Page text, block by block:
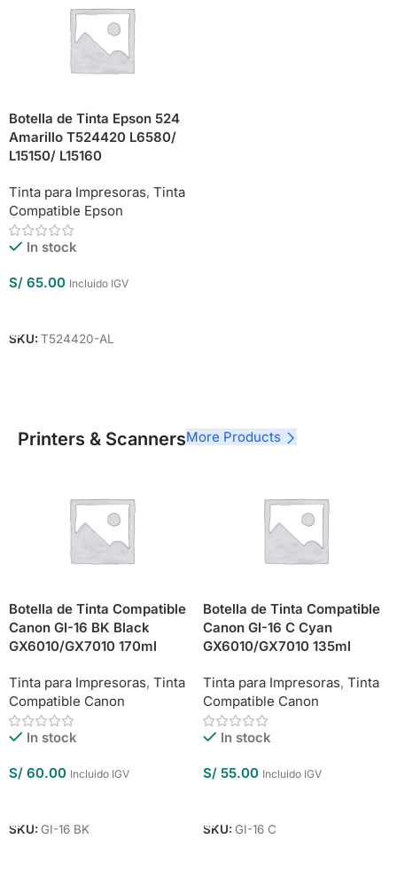
Botella de Tinta Epson 524
Amarillo T524420 L6580/
L15150/ L15160
Tinta para Impresoras, Tinta
Compatible Epson
In stock
S/ 65.00 Incluido IGV
SKU: T524420-AL
Printers & ScannersMore Products
Botella de Tinta Compatible
Canon GI-16 BK Black
GX6010/GX7010 170ml
Tinta para Impresoras, Tinta
Compatible Canon
In stock
S/ 60.00 Incluido IGV
SKU: GI-16 BK
Botella de Tinta Compatible
Canon GI-16 C Cyan
GX6010/GX7010 135ml
Tinta para Impresoras, Tinta
Compatible Canon
In stock
S/ 55.00 Incluido IGV
SKU: GI-16 C